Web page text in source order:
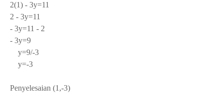
2(1) - 3y=11
2 - 3y=11
- 3y=11 - 2
- 3y=9
y=9/-3
y=-3
Penyelesaian (1,-3)